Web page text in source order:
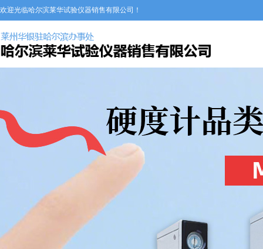
欢迎光临哈尔滨莱华试验仪器销售有限公司！